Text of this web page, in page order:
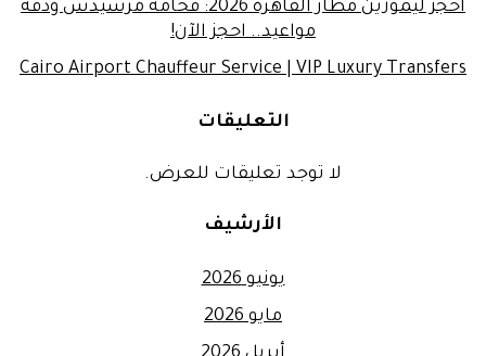
احجز ليموزين مطار القاهرة 2026: فخامة مرسيدس ودقة
مواعيد.. احجز الآن!
Cairo Airport Chauffeur Service | VIP Luxury Transfers
التعليقات
لا توجد تعليقات للعرض.
الأرشيف
يونيو 2026
مايو 2026